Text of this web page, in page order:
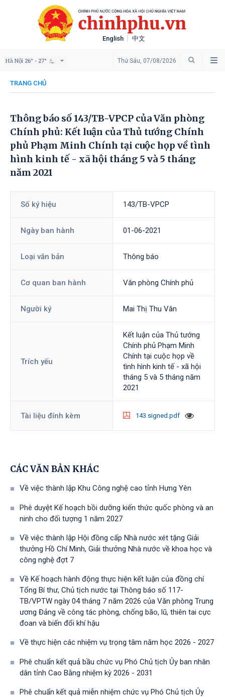
English 中文
Thứ Sáu, 07/08/2026
Hà Nội 26° - 27°
TRANG CHỦ
Thông báo số 143/TB-VPCP của Văn phòng
Chính phủ: Kết luận của Thủ tướng Chính
phủ Phạm Minh Chính tại cuộc họp về tình
hình kinh tế - xã hội tháng 5 và 5 tháng
năm 2021
Số ký hiệu 143/TB-VPCP
Ngày ban hành 01-06-2021
Loại văn bản Thông báo
Cơ quan ban hành Văn phòng Chính phủ
Người ký Mai Thị Thu Vân
Trích yếu
Kết luận của Thủ tướng
Chính phủ Phạm Minh
Chính tại cuộc họp về
tình hình kinh tế - xã hội
tháng 5 và 5 tháng năm
2021
Tài liệu đính kèm 143.signed.pdf
CÁC VĂN BẢN KHÁC
Về việc thành lập Khu Công nghệ cao tỉnh Hưng Yên
Phê duyệt Kế hoạch bồi dưỡng kiến thức quốc phòng và an
ninh cho đối tượng 1 năm 2027
Về việc thành lập Hội đồng cấp Nhà nước xét tặng Giải
thưởng Hồ Chí Minh, Giải thưởng Nhà nước về khoa học và
công nghệ đợt 7
Về Kế hoạch hành động thực hiện kết luận của đồng chí
Tổng Bí thư, Chủ tịch nước tại Thông báo số 117-
TB/VPTW ngày 04 tháng 7 năm 2026 của Văn phòng Trung
ương Đảng về công tác phòng, chống bão, lũ, thiên tai cực
đoan và biến đổi khí hậu
Về thực hiện các nhiệm vụ trọng tâm năm học 2026 - 2027
Phê chuẩn kết quả bầu chức vụ Phó Chủ tịch Ủy ban nhân
dân tỉnh Cao Bằng nhiệm kỳ 2026 - 2031
Phê chuẩn kết quả miễn nhiệm chức vụ Phó Chủ tịch Ủy